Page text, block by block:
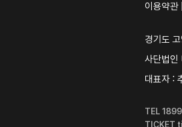
이용약관
경기도
사단법인
대표자 :
TEL
TICKET